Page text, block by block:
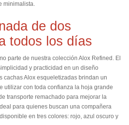
minimalista.
de dos
todos los días
parte de nuestra colección Alox Refined. El
y practicidad en un diseño
cachas Alox esqueletizadas brindan un
utilizar con toda confianza la hoja grande
transporte remachado para mejorar la
para quienes buscan una compañera
en tres colores: rojo, azul oscuro y